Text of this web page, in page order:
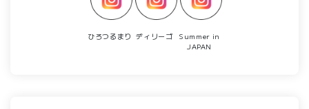
ひろつるまり ディリーゴ
Summer in
JAPAN